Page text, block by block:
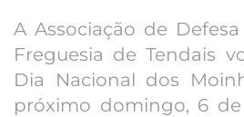
A Associação de
Freguesia de Tendais
Dia Nacional dos
próximo domingo, 6